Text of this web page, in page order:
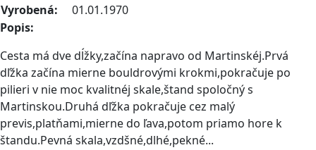
Vyrobená:
01.01.1970
Popis:
Cesta má dve dĺžky,začína napravo od Martinskéj.Prvá
dľžka začína mierne bouldrovými krokmi,pokračuje po
pilieri v nie moc kvalitnéj skale,štand spoločný s
Martinskou.Druhá dľžka pokračuje cez malý
previs,platňami,mierne do ľava,potom priamo hore k
štandu.Pevná skala,vzdšné,dlhé,pekné...